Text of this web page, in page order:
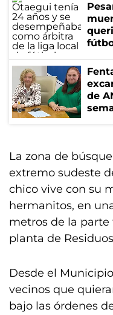
de
La zona de
extremo sudeste
chico vive con su
hermanitos, en
metros de la parte
planta de
Desde el
vecinos que
bajo las órdenes